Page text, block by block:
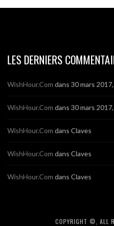
LES DERNIERS
WishHour.Com dans 30 mars
WishHour.Com dans 30 mars
WishHour.Com dans Claves
WishHour.Com dans Claves
WishHour.Com dans Claves
COPYRIGHT ©, ALL